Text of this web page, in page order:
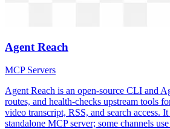
Agent Reach
MCP Servers
Agent Reach is an open-source CLI and
routes, and health-checks upstream tools
video transcript, RSS, and search access.
standalone MCP server; some channels